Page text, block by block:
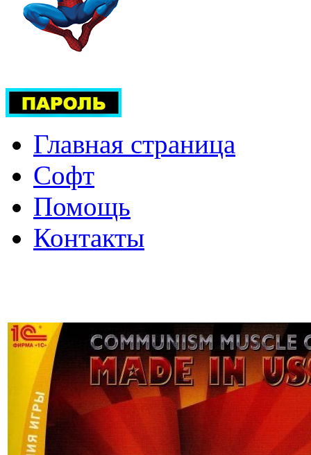
Главная страница
Софт
Помощь
Контакты